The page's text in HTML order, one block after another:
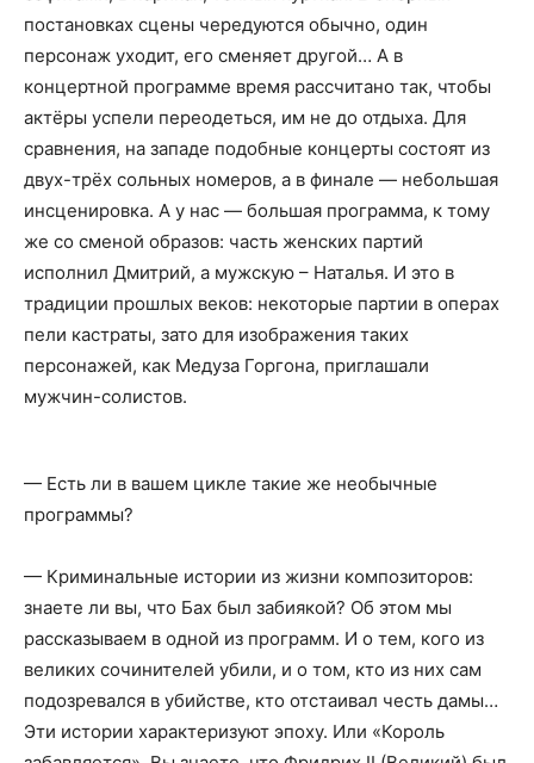
постановках сцены чередуются обычно, один
персонаж уходит, его сменяет другой… А в
концертной программе время рассчитано так, чтобы
актёры успели переодеться, им не до отдыха. Для
сравнения, на западе подобные концерты состоят из
двух-трёх сольных номеров, а в финале — небольшая
инсценировка. А у нас — большая программа, к тому
же со сменой образов: часть женских партий
исполнил Дмитрий, а мужскую – Наталья. И это в
традиции прошлых веков: некоторые партии в операх
пели кастраты, зато для изображения таких
персонажей, как Медуза Горгона, приглашали
мужчин-солистов.
— Есть ли в вашем цикле такие же необычные
программы?
— Криминальные истории из жизни композиторов:
знаете ли вы, что Бах был забиякой? Об этом мы
рассказываем в одной из программ. И о тем, кого из
великих сочинителей убили, и о том, кто из них сам
подозревался в убийстве, кто отстаивал честь дамы…
Эти истории характеризуют эпоху. Или «Король